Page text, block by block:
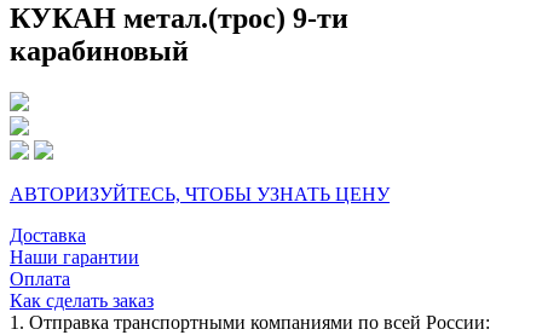
КУКАН метал.(трос) 9-ти
карабиновый
АВТОРИЗУЙТЕСЬ, ЧТОБЫ УЗНАТЬ ЦЕНУ
Доставка
Наши гарантии
Оплата
Как сделать заказ
1. Отправка транспортными компаниями по всей России: